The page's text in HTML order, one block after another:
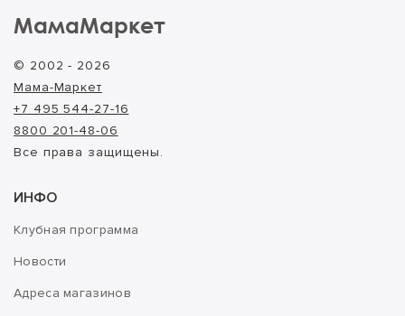
МамаМаркет
© 2002 - 2026
Мама-Маркет
+7 495 544-27-16
8800 201-48-06
Все права защищены.
ИНФО
Клубная программа
Новости
Адреса магазинов